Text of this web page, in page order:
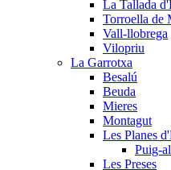
La Tallada
Torroella de
Vall-llobrega
Vilopriu
La Garrotxa
Besalú
Beuda
Mieres
Montagut
Les Planes
Puig-
Les Preses